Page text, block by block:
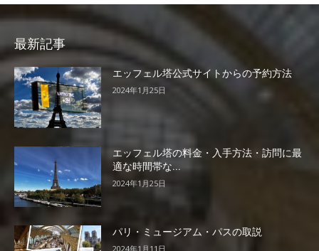
最新記事
エッフェル塔公式サイトからの予約方法
2024年1月25日
エッフェル塔の料金・入手方法・訪問に最
適な時間帯な...
2024年1月25日
パリ・ミュージアム・パスの取説
2024年1月11日